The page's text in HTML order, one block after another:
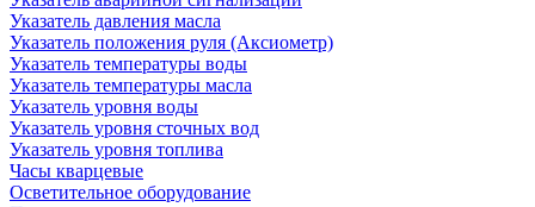
Указатель давления масла
Указатель положения руля (Аксиометр)
Указатель температуры воды
Указатель температуры масла
Указатель уровня воды
Указатель уровня сточных вод
Указатель уровня топлива
Часы кварцевые
Осветительное оборудование